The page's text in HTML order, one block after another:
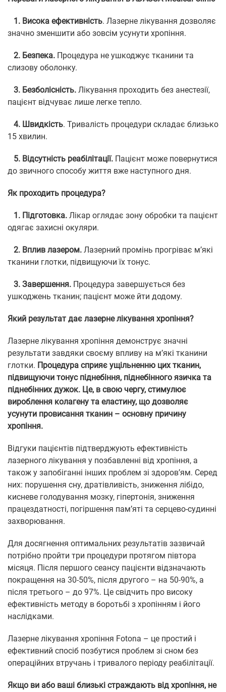
1. Висока ефективність. Лазерне лікування дозволяє
значно зменшити або зовсім усунути хропіння.
2. Безпека. Процедура не ушкоджує тканини та
слизову оболонку.
3. Безболісність. Лікування проходить без анестезії,
пацієнт відчуває лише легке тепло.
4. Швидкість. Тривалість процедури складає близько
15 хвилин.
5. Відсутність реабілітації. Пацієнт може повернутися
до звичного способу життя вже наступного дня.
Як проходить процедура?
1. Підготовка. Лікар оглядає зону обробки та пацієнт
одягає захисні окуляри.
2. Вплив лазером. Лазерний промінь прогріває м’які
тканини глотки, підвищуючи їх тонус.
3. Завершення. Процедура завершується без
ушкоджень тканин; пацієнт може йти додому.
Який результат дає лазерне лікування хропіння?
Лазерне лікування хропіння демонструє значні
результати завдяки своєму впливу на м’які тканини
глотки. Процедура сприяє ущільненню цих тканин,
підвищуючи тонус піднебіння, піднебінного язичка та
піднебінних дужок. Це, в свою чергу, стимулює
вироблення колагену та еластину, що дозволяє
усунути провисання тканин – основну причину
хропіння.
Відгуки пацієнтів підтверджують ефективність
лазерного лікування у позбавленні від хропіння, а
також у запобіганні інших проблем зі здоров’ям. Серед
них: порушення сну, дратівливість, зниження лібідо,
кисневе голодування мозку, гіпертонія, зниження
працездатності, погіршення пам’яті та серцево-судинні
захворювання.
Для досягнення оптимальних результатів зазвичай
потрібно пройти три процедури протягом півтора
місяця. Після першого сеансу пацієнти відзначають
покращення на 30-50%, після другого – на 50-90%, а
після третього – до 97%. Це свідчить про високу
ефективність методу в боротьбі з хропінням і його
наслідками.
Лазерне лікування хропіння Fotona – це простий і
ефективний спосіб позбутися проблем зі сном без
операційних втручань і тривалого періоду реабілітації.
Якщо ви або ваші близькі страждають від хропіння, не